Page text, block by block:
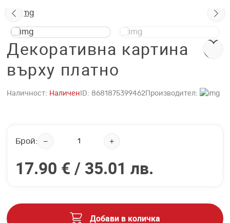
Декоративна картина
върху платно
Наличност: Наличен ID: 8681875399462 Производител:
Брой:
17.90 € / 35.01 лв.
Добави в количка